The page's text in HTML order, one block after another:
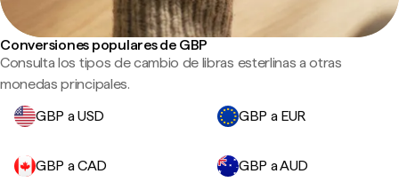
Conversiones populares de GBP
Consulta los tipos de cambio de libras esterlinas a otras
monedas principales.
GBP a USD
GBP a EUR
GBP a CAD GBP a AUD